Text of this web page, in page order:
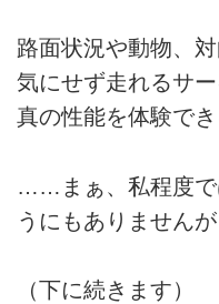
路面状況や動物、
気にせず走れるサ
真の性能を体験で
……まぁ、私程度で
うにもありませんが
（下に続きます）